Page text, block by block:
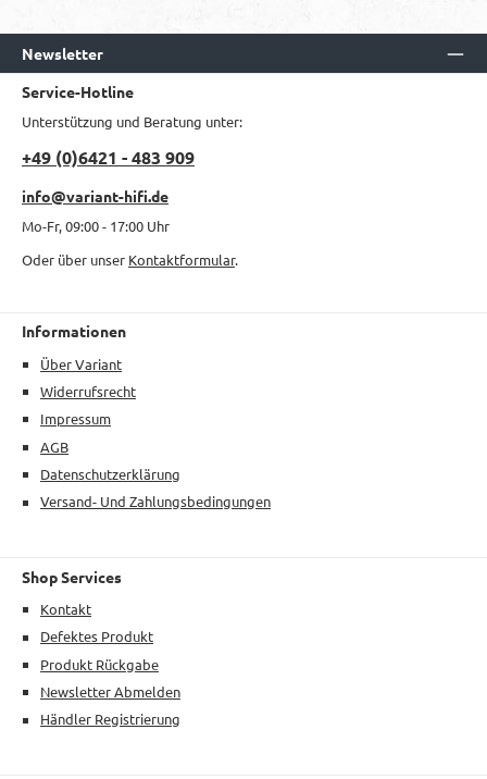
Newsletter
Service-Hotline
Unterstützung und Beratung unter:
+49 (0)6421 - 483 909
info@variant-hifi.de
Mo-Fr, 09:00 - 17:00 Uhr
Oder über unser Kontaktformular.
Informationen
Über Variant
Widerrufsrecht
Impressum
AGB
Datenschutzerklärung
Versand- Und Zahlungsbedingungen
Shop Services
Kontakt
Defektes Produkt
Produkt Rückgabe
Newsletter Abmelden
Händler Registrierung